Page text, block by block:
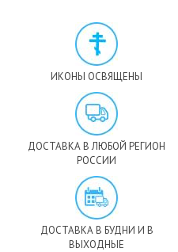
ИКОНЫ ОСВЯЩЕНЫ
ДОСТАВКА В ЛЮБОЙ РЕГИОН
РОССИИ
ДОСТАВКА В БУДНИ И В
ВЫХОДНЫЕ